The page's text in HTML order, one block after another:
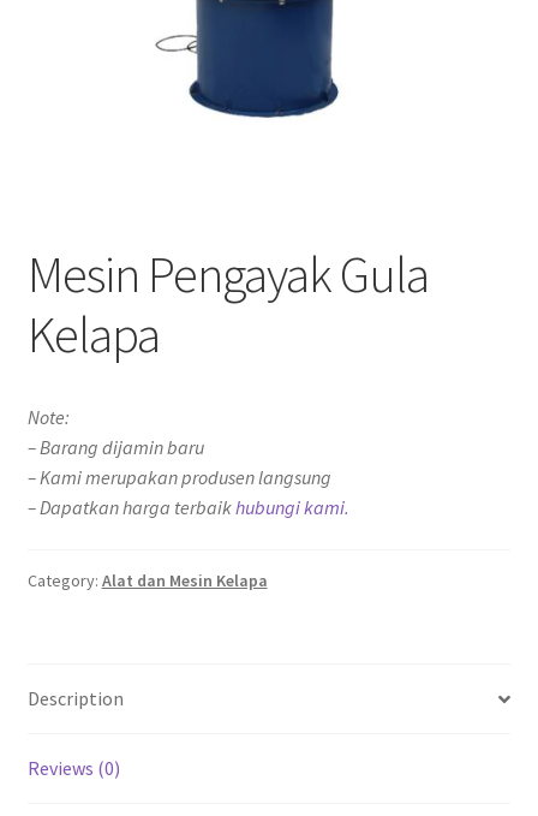
Mesin Pengayak Gula
Kelapa
Note:
– Barang dijamin baru
– Kami merupakan produsen langsung
– Dapatkan harga terbaikhubungi kami.
Category: Alat dan Mesin Kelapa
Description
Reviews (0)